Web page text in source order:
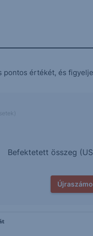
értékét, és
Befektetett összeg (